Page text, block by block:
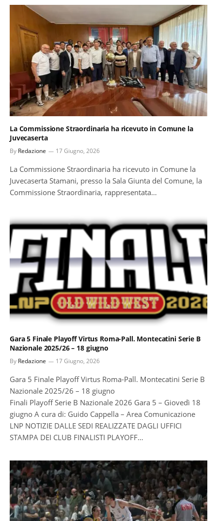
La Commissione Straordinaria ha ricevuto in Comune la
Juvecaserta
By Redazione 17 Giugno, 2026
La Commissione Straordinaria ha ricevuto in Comune la
Juvecaserta Stamani, presso la Sala Giunta del Comune, la
Commissione Straordinaria, rappresentata…
Gara 5 Finale Playoff Virtus Roma-Pall. Montecatini Serie B
Nazionale 2025/26 – 18 giugno
By Redazione 17 Giugno, 2026
Gara 5 Finale Playoff Virtus Roma-Pall. Montecatini Serie B
Nazionale 2025/26 – 18 giugno
Finali Playoff Serie B Nazionale 2026 Gara 5 – Giovedì 18
giugno A cura di: Guido Cappella – Area Comunicazione
LNP NOTIZIE DALLE SEDI REALIZZATE DAGLI UFFICI
STAMPA DEI CLUB FINALISTI PLAYOFF…